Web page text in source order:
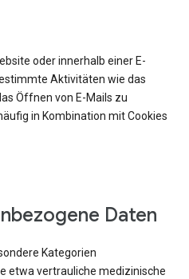
oder innerhalb einer E-
Aktivitäten wie das
Öffnen von E-Mails zu
in Kombination mit Cookies
Daten
Kategorien
etwa vertrauliche medizinische